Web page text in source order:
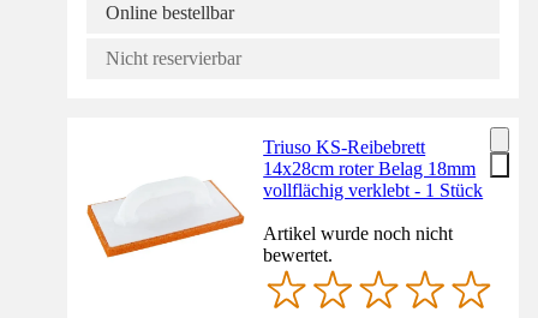
Online bestellbar
Nicht reservierbar
Triuso KS-Reibebrett
14x28cm roter Belag 18mm
vollflächig verklebt - 1 Stück
Artikel wurde noch nicht
bewertet.